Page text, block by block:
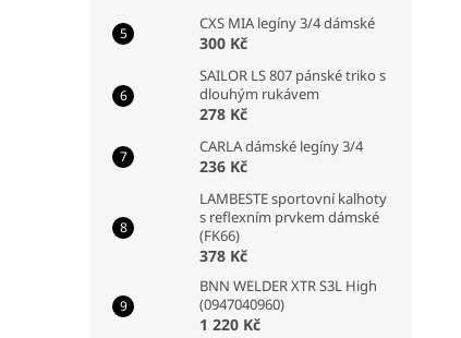
CXS MIA legíny 3/4 dámské
300 Kč
SAILOR LS 807 pánské triko s
dlouhým rukávem
278 Kč
CARLA dámské legíny 3/4
236 Kč
LAMBESTE sportovní kalhoty
s reflexním prvkem dámské
(FK66)
378 Kč
BNN WELDER XTR S3L High
(0947040960)
1 220 Kč